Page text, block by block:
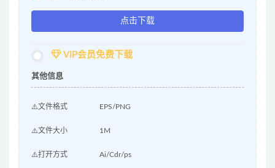
点击下载
VIP会员免费下载
其他信息
⚠️文件格式 EPS/PNG
⚠️文件大小 1M
⚠️打开方式 Ai/Cdr/ps